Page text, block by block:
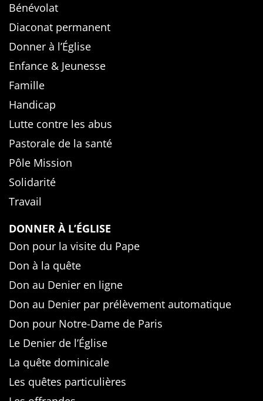
Bénévolat
Diaconat permanent
Donner à l’Église
Enfance & Jeunesse
Famille
Handicap
Lutte contre les abus
Pastorale de la santé
Pôle Mission
Solidarité
Travail
DONNER À L’ÉGLISE
Don pour la visite du Pape
Don à la quête
Don au Denier en ligne
Don au Denier par prélèvement automatique
Don pour Notre-Dame de Paris
Le Denier de l’Église
La quête dominicale
Les quêtes particulières